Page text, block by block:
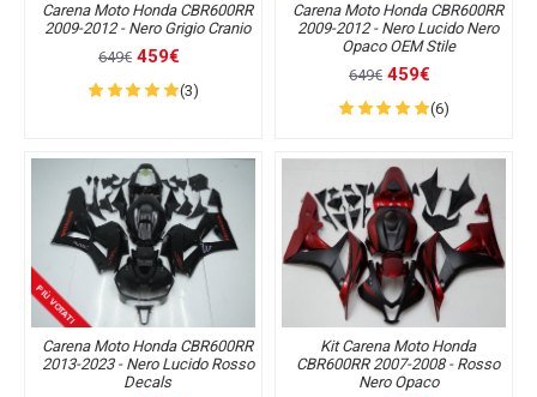
Carena Moto Honda CBR600RR
2009-2012 - Nero Grigio Cranio
649€ 459€
(3)
Carena Moto Honda CBR600RR
2009-2012 - Nero Lucido Nero
Opaco OEM Stile
649€ 459€
(6)
PIÙ VOTATI
Carena Moto Honda CBR600RR
2013-2023 - Nero Lucido Rosso
Decals
Kit Carena Moto Honda
CBR600RR 2007-2008 - Rosso
Nero Opaco